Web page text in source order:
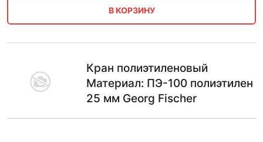
В КОРЗИНУ
Кран полиэтиленовый
Материал: ПЭ-100 полиэтилен
25 мм Georg Fischer